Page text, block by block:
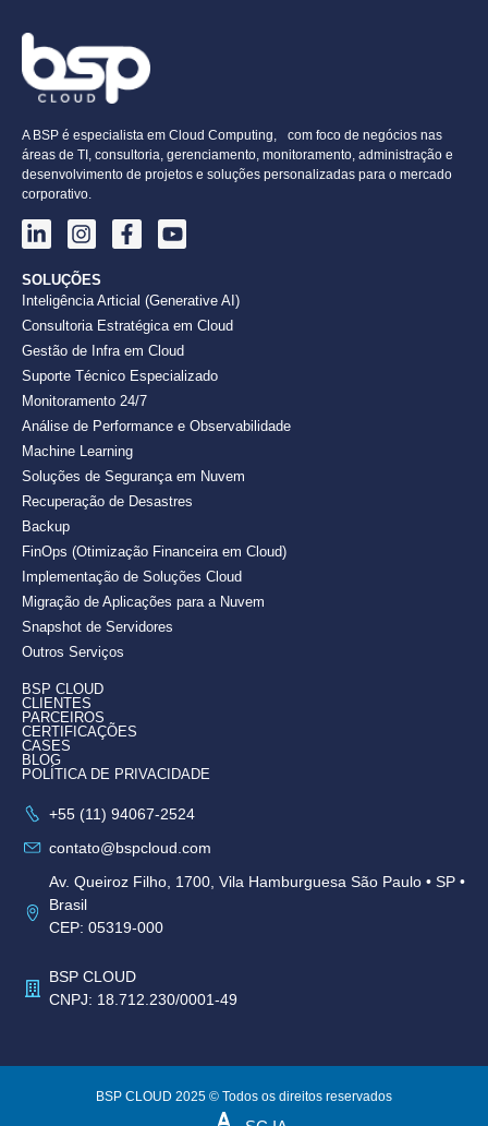
A BSP é especialista em Cloud Computing, com foco de negócios nas
áreas de TI, consultoria, gerenciamento, monitoramento, administração e
desenvolvimento de projetos e soluções personalizadas para o mercado
corporativo.
SOLUÇÕES
Inteligência Articial (Generative AI)
Consultoria Estratégica em Cloud
Gestão de Infra em Cloud
Suporte Técnico Especializado
Monitoramento 24/7
Análise de Performance e Observabilidade
Machine Learning
Soluções de Segurança em Nuvem
Recuperação de Desastres
Backup
FinOps (Otimização Financeira em Cloud)
Implementação de Soluções Cloud
Migração de Aplicações para a Nuvem
Snapshot de Servidores
Outros Serviços
BSP CLOUD
CLIENTES
PARCEIROS
CERTIFICAÇÕES
CASES
BLOG
POLÍTICA DE PRIVACIDADE
+55 (11) 94067-2524
contato@bspcloud.com
Av. Queiroz Filho, 1700, Vila Hamburguesa São Paulo • SP •
Brasil
CEP: 05319-000
BSP CLOUD
CNPJ: 18.712.230/0001-49
BSP CLOUD 2025 © Todos os direitos reservados